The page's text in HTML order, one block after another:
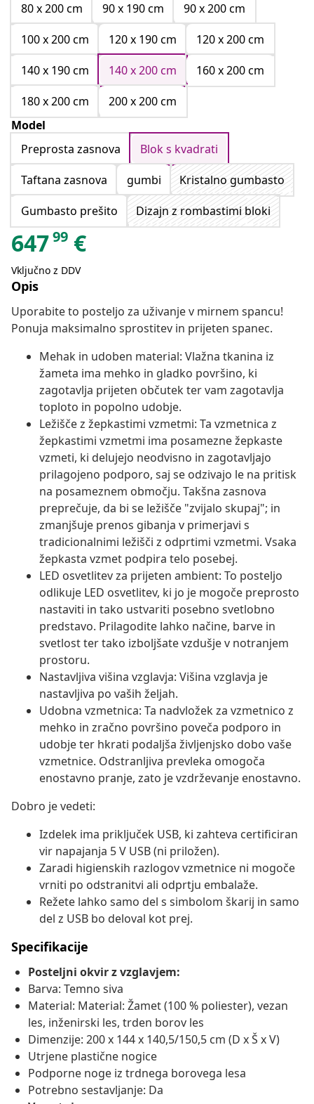
80 x 200 cm
90 x 190 cm
90 x 200 cm
100 x 200 cm
120 x 190 cm
120 x 200 cm
140 x 190 cm
140 x 200 cm
160 x 200 cm
180 x 200 cm
200 x 200 cm
Model
Preprosta zasnova
Blok s kvadrati
Taftana zasnova
gumbi
Kristalno gumbasto
Gumbasto prešito
Dizajn z rombastimi bloki
64799 €
Vključno z DDV
Opis
Uporabite to posteljo za uživanje v mirnem spancu!
Ponuja maksimalno sprostitev in prijeten spanec.
Mehak in udoben material: Vlažna tkanina iz
žameta ima mehko in gladko površino, ki
zagotavlja prijeten občutek ter vam zagotavlja
toploto in popolno udobje.
Ležišče z žepkastimi vzmetmi: Ta vzmetnica z
žepkastimi vzmetmi ima posamezne žepkaste
vzmeti, ki delujejo neodvisno in zagotavljajo
prilagojeno podporo, saj se odzivajo le na pritisk
na posameznem območju. Takšna zasnova
preprečuje, da bi se ležišče "zvijalo skupaj"; in
zmanjšuje prenos gibanja v primerjavi s
tradicionalnimi ležišči z odprtimi vzmetmi. Vsaka
žepkasta vzmet podpira telo posebej.
LED osvetlitev za prijeten ambient: To posteljo
odlikuje LED osvetlitev, ki jo je mogoče preprosto
nastaviti in tako ustvariti posebno svetlobno
predstavo. Prilagodite lahko načine, barve in
svetlost ter tako izboljšate vzdušje v notranjem
prostoru.
Nastavljiva višina vzglavja: Višina vzglavja je
nastavljiva po vaših željah.
Udobna vzmetnica: Ta nadvložek za vzmetnico z
mehko in zračno površino poveča podporo in
udobje ter hkrati podaljša življenjsko dobo vaše
vzmetnice. Odstranljiva prevleka omogoča
enostavno pranje, zato je vzdrževanje enostavno.
Dobro je vedeti:
Izdelek ima priključek USB, ki zahteva certificiran
vir napajanja 5 V USB (ni priložen).
Zaradi higienskih razlogov vzmetnice ni mogoče
vrniti po odstranitvi ali odprtju embalaže.
Režete lahko samo del s simbolom škarij in samo
del z USB bo deloval kot prej.
Specifikacije
Posteljni okvir z vzglavjem:
Barva: Temno siva
Material: Material: Žamet (100 % poliester), vezan
les, inženirski les, trden borov les
Dimenzije: 200 x 144 x 140,5/150,5 cm (D x Š x V)
Utrjene plastične nogice
Podporne noge iz trdnega borovega lesa
Potrebno sestavljanje: Da